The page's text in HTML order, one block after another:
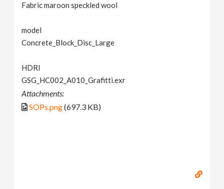
Fabric maroon speckled wool
model
Concrete_Block_Disc_Large
HDRI
GSG_HC002_A010_Grafitti.exr
Attachments:
SOPs.png(697.3 KB)